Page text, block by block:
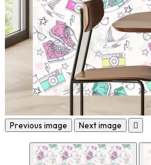
Previous image Next image 